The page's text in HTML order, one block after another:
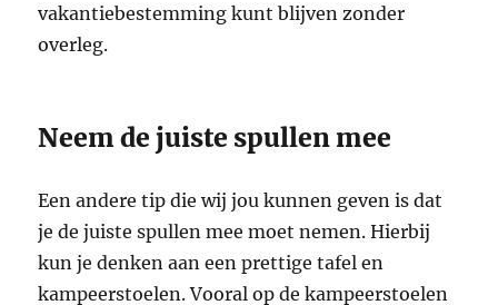
vakantiebestemming kunt blijven zonder
overleg.
Neem de juiste spullen mee
Een andere tip die wij jou kunnen geven is dat
je de juiste spullen mee moet nemen. Hierbij
kun je denken aan een prettige tafel en
kampeerstoelen. Vooral op de kampeerstoelen